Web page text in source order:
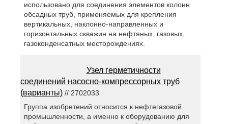
использовано для соединения элементов колонн
обсадных труб, применяемых для крепления
вертикальных, наклонно-направленных и
горизонтальных скважин на нефтяных, газовых,
газоконденсатных месторождениях.
Узел герметичности
соединений насосно-компрессорных труб
(варианты)// 2702033
Группа изобретений относится к нефтегазовой
промышленности, а именно к оборудованию для